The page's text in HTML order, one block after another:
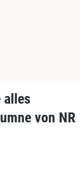
alles
von NR